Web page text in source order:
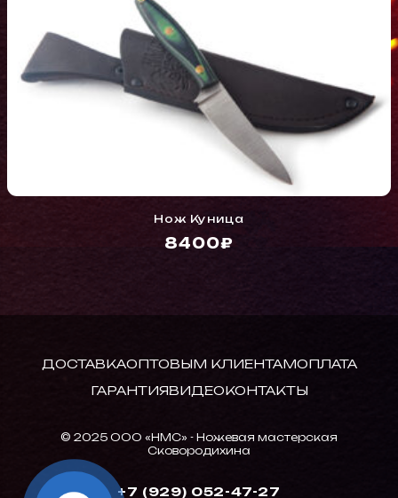
Нож Куница
8400₽
ДОСТАВКАОПТОВЫМ КЛИЕНТАМОПЛАТА
ГАРАНТИЯВИДЕОКОНТАКТЫ
© 2025 ООО «НМС» - Ножевая мастерская
Сковородихина
+7 (929) 052-47-27